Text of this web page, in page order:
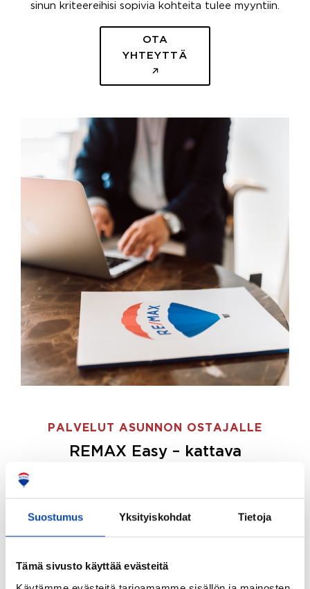
Suostumus Yksityiskohdat Tietoja
Tämä sivusto käyttää evästeitä
sinun kriteereihisi sopivia kohteita tulee myyntiin.
OTA
YHTEYTTÄ
PALVELUT ASUNNON OSTAJALLE
REMAX Easy – kattava
ostajille.
Tee ostotoimeksianto ja etsimme juuri